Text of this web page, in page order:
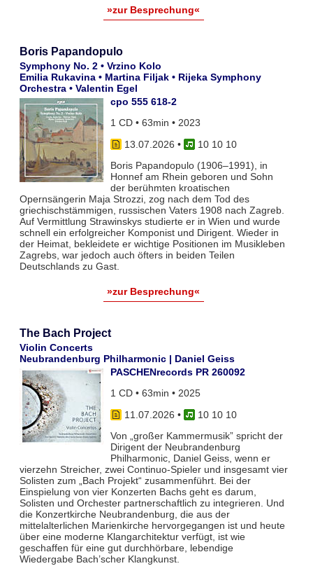
»zur Besprechung«
Boris Papandopulo
Symphony No. 2 • Vrzino Kolo
Emilia Rukavina • Martina Filjak • Rijeka Symphony
Orchestra • Valentin Egel
cpo 555 618-2
1 CD • 63min • 2023
13.07.2026 •
10 10 10
Boris Papandopulo (1906–1991), in
Honnef am Rhein geboren und Sohn
der berühmten kroatischen
Opernsängerin Maja Strozzi, zog nach dem Tod des
griechischstämmigen, russischen Vaters 1908 nach Zagreb.
Auf Vermittlung Strawinskys studierte er in Wien und wurde
schnell ein erfolgreicher Komponist und Dirigent. Wieder in
der Heimat, bekleidete er wichtige Positionen im Musikleben
Zagrebs, war jedoch auch öfters in beiden Teilen
Deutschlands zu Gast.
»zur Besprechung«
The Bach Project
Violin Concerts
Neubrandenburg Philharmonic | Daniel Geiss
PASCHENrecords PR 260092
1 CD • 63min • 2025
11.07.2026 •
10 10 10
Von „großer Kammermusik” spricht der
Dirigent der Neubrandenburg
Philharmonic, Daniel Geiss, wenn er
vierzehn Streicher, zwei Continuo-Spieler und insgesamt vier
Solisten zum „Bach Projekt“ zusammenführt. Bei der
Einspielung von vier Konzerten Bachs geht es darum,
Solisten und Orchester partnerschaftlich zu integrieren. Und
die Konzertkirche Neubrandenburg, die aus der
mittelalterlichen Marienkirche hervorgegangen ist und heute
über eine moderne Klangarchitektur verfügt, ist wie
geschaffen für eine gut durchhörbare, lebendige
Wiedergabe Bach’scher Klangkunst.